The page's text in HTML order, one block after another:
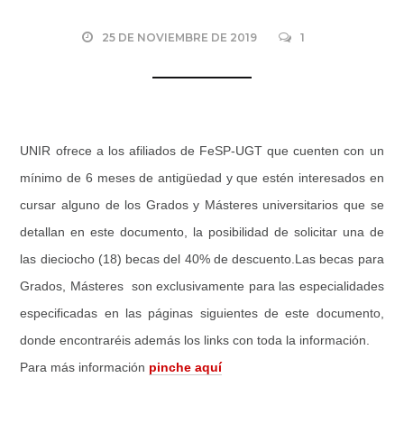
25 DE NOVIEMBRE DE 2019 1
UNIR ofrece a los afiliados de FeSP-UGT que cuenten con un
mínimo de 6 meses de antigüedad y que estén interesados en
cursar alguno de los Grados y Másteres universitarios que se
detallan en este documento, la posibilidad de solicitar una de
las dieciocho (18) becas del 40% de descuento.Las becas para
Grados, Másteres son exclusivamente para las especialidades
especificadas en las páginas siguientes de este documento,
donde encontraréis además los links con toda la información.
Para más información pinche aquí